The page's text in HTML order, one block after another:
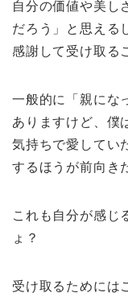
自分の価値や美し
だろう」と思える
感謝して受け取る
一般的に「親にな
ありますけど、僕
気持ちで愛してい
するほうが前向き
これも自分が感じ
ょ？
受け取るためには